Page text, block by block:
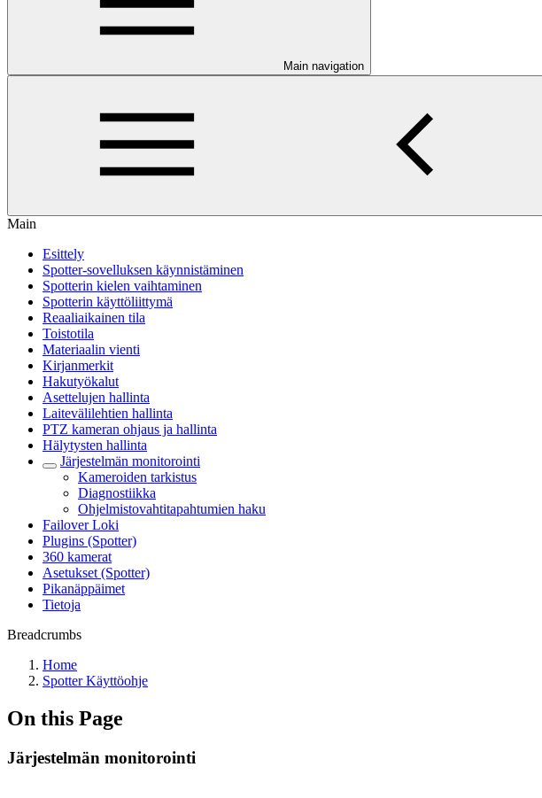
Main navigation
Main
Esittely
Spotter-sovelluksen käynnistäminen
Spotterin kielen vaihtaminen
Spotterin käyttöliittymä
Reaaliaikainen tila
Toistotila
Materiaalin vienti
Kirjanmerkit
Hakutyökalut
Asettelujen hallinta
Laitevälilehtien hallinta
PTZ kameran ohjaus ja hallinta
Hälytysten hallinta
Järjestelmän monitorointi
Kameroiden tarkistus
Diagnostiikka
Ohjelmistovahtitapahtumien haku
Failover Loki
Plugins (Spotter)
360 kamerat
Asetukset (Spotter)
Pikanäppäimet
Tietoja
Breadcrumbs
Home
Spotter Käyttöohje
On this Page
Järjestelmän monitorointi